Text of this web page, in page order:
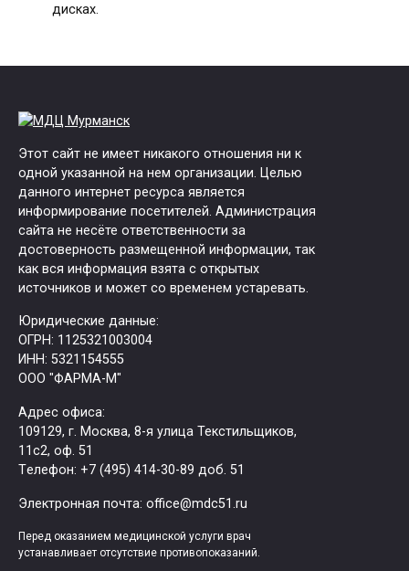
дисках.
Этот сайт не имеет никакого отношения ни к
одной указанной на нем организации. Целью
данного интернет ресурса является
информирование посетителей. Администрация
сайта не несёте ответственности за
достоверность размещенной информации, так
как вся информация взята с открытых
источников и может со временем устаревать.
Юридические данные:
ОГРН: 1125321003004
ИНН: 5321154555
ООО "ФАРМА-М"
Адрес офиса:
109129, г. Москва, ​8-я улица Текстильщиков,
11с2, оф. 51
Tелефон: +7 (495) 414-30-89 доб. 51
Электронная почта: office@mdc51.ru
Перед оказанием медицинской услуги врач
устанавливает отсутствие противопоказаний.